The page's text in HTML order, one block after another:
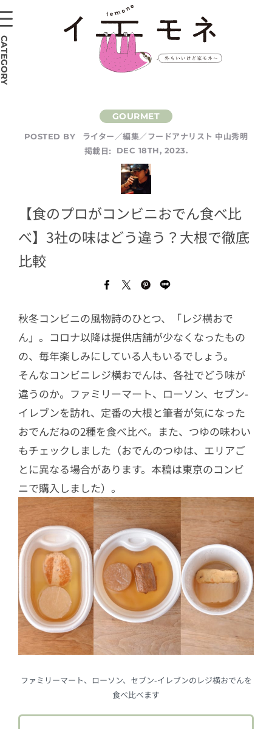
POSTED BY
ライター／編集／フードアナリスト 中山秀明
掲載日:
DEC 18TH, 2023.
【食のプロがコンビニおでん食べ比
べ】3社の味はどう違う？大根で徹底
比較
秋冬コンビニの風物詩のひとつ、「レジ横おで
ん」。コロナ以降は提供店舗が少なくなったもの
の、毎年楽しみにしている人もいるでしょう。
そんなコンビニレジ横おでんは、各社でどう味が
違うのか。ファミリーマート、ローソン、セブン-
イレブンを訪れ、定番の大根と筆者が気になった
おでんだねの2種を食べ比べ。また、つゆの味わい
もチェックしました（おでんのつゆは、エリアご
とに異なる場合があります。本稿は東京のコンビ
ニで購入しました）。
ファミリーマート、ローソン、セブン-イレブンのレジ横おでんを
食べ比べます